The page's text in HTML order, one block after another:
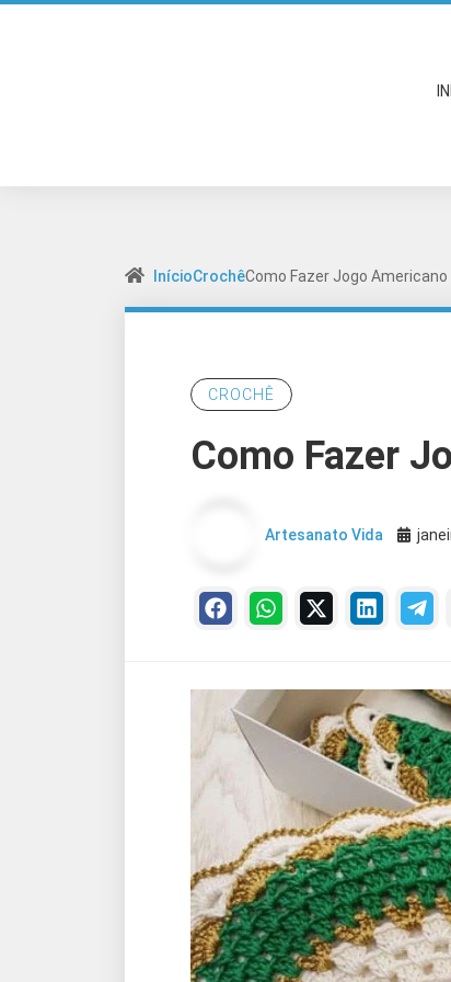
InícioCrochêComo Fazer Jogo Americano
CROCHÊ
Como Fazer
Artesanato Vida